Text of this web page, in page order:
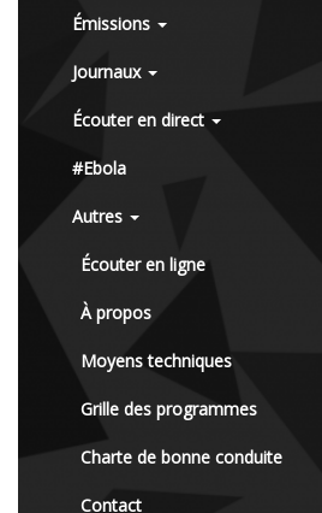
Émissions
Journaux
Écouter en direct
#Ebola
Autres
Écouter en ligne
À propos
Moyens techniques
Grille des programmes
Charte de bonne conduite
Contact